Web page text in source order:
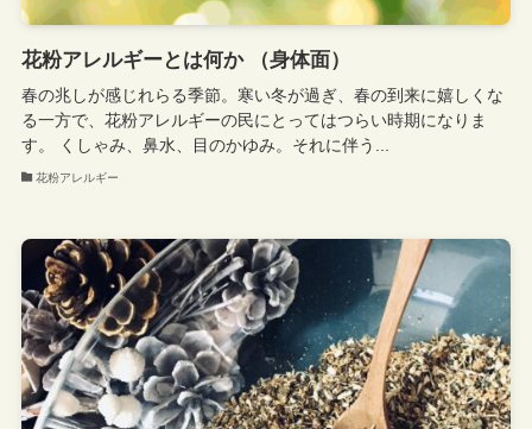
花粉アレルギーとは何か （身体面）
春の兆しが感じれらる季節。寒い冬が過ぎ、春の到来に嬉しくな
る一方で、花粉アレルギーの民にとってはつらい時期になりま
す。 くしゃみ、鼻水、目のかゆみ。それに伴う...
花粉アレルギー